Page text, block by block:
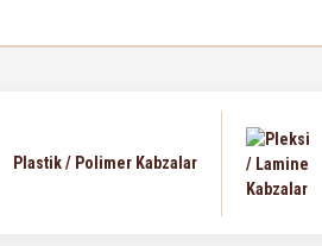
Plastik / Polimer Kabzalar